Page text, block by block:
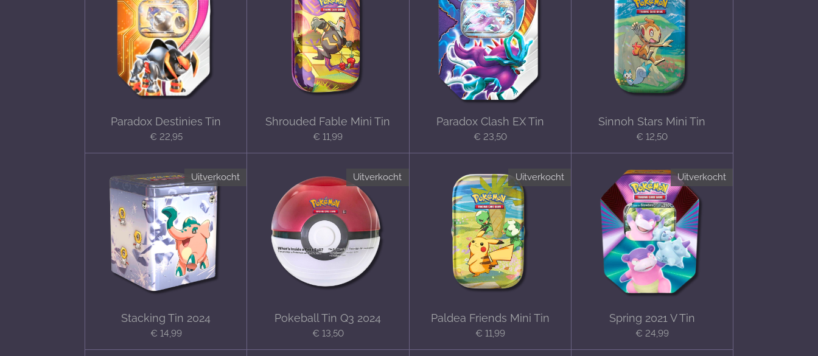
Paradox Destinies Tin
€ 22,95
Shrouded Fable Mini Tin
€ 11,99
Paradox Clash EX Tin
€ 23,50
Sinnoh Stars Mini Tin
€ 12,50
Uitverkocht
Stacking Tin 2024
€ 14,99
Uitverkocht
Pokeball Tin Q3 2024
€ 13,50
Uitverkocht
Paldea Friends Mini Tin
€ 11,99
Uitverkocht
Spring 2021 V Tin
€ 24,99